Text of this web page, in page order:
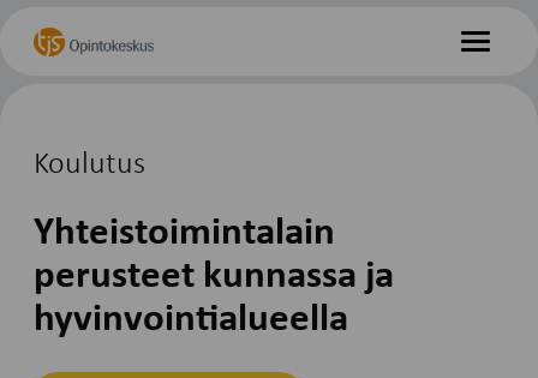
sisältöönEtusivu Valikko
Koulutus
Yhteistoimintalain
perusteet kunnassa ja
hyvinvointialueella